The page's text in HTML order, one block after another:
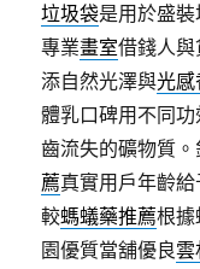
垃圾袋是用於盛
專業畫室借錢人
添自然光澤與光
體乳口碑用不同
齒流失的礦物質
薦真實用戶年齡
較螞蟻藥推薦根
園優質當舖優良雲